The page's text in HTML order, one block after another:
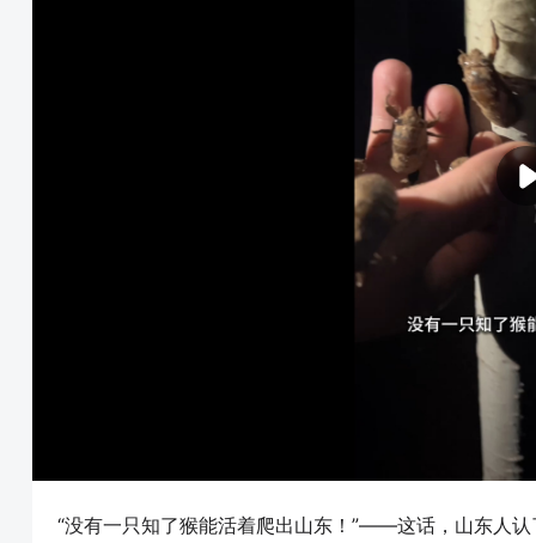
“没有一只知了猴能活着爬出山东！”——这话，山东人